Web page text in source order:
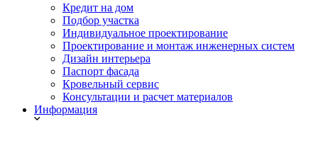
Кредит на дом
Подбор участка
Индивидуальное проектирование
Проектирование и монтаж инженерных систем
Дизайн интерьера
Паспорт фасада
Кровельный сервис
Консультации и расчет материалов
Информация